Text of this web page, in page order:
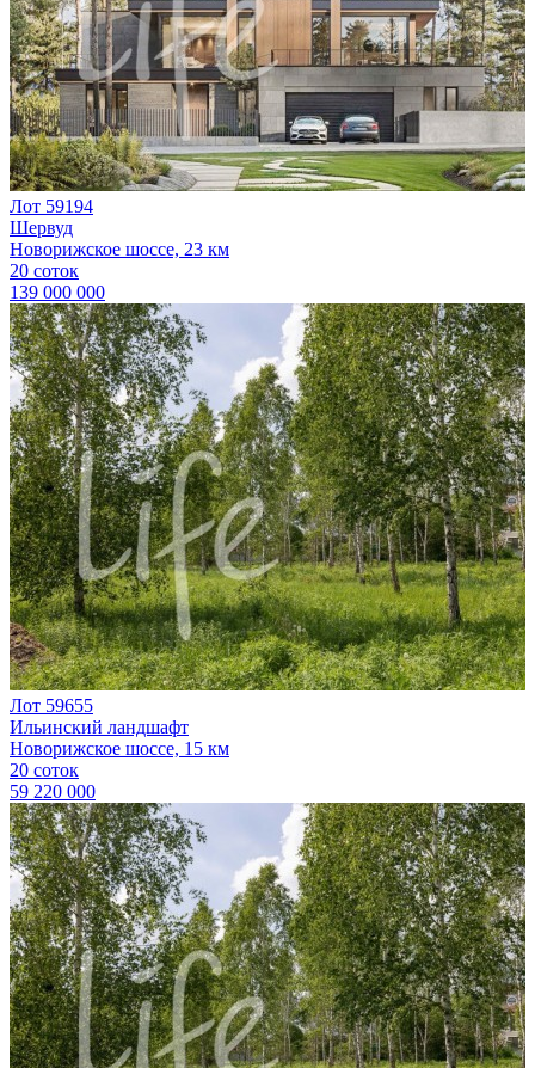
Лот 59194
Шервуд
Новорижское шоссе, 23 км
20 соток
139 000 000
Лот 59655
Ильинский ландшафт
Новорижское шоссе, 15 км
20 соток
59 220 000